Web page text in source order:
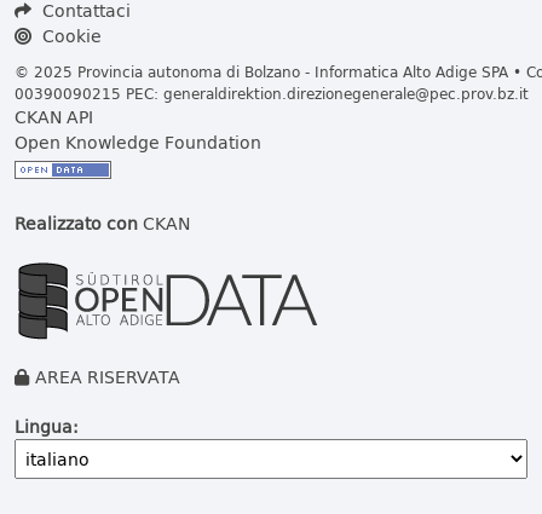
Contattaci
Cookie
© 2025 Provincia autonoma di Bolzano - Informatica Alto Adige SPA •
00390090215 PEC: generaldirektion.direzionegenerale@pec.prov.bz.it
CKAN API
Open Knowledge Foundation
Realizzato conCKAN
AREA RISERVATA
Lingua